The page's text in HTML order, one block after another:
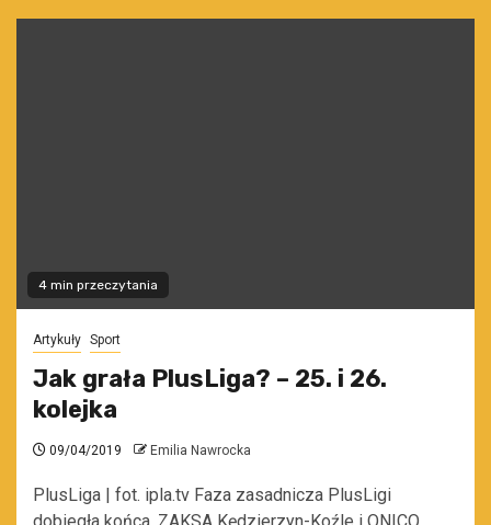
4 min przeczytania
Artykuły Sport
Jak grała PlusLiga? – 25. i 26.
kolejka
09/04/2019 Emilia Nawrocka
PlusLiga | fot. ipla.tv Faza zasadnicza PlusLigi